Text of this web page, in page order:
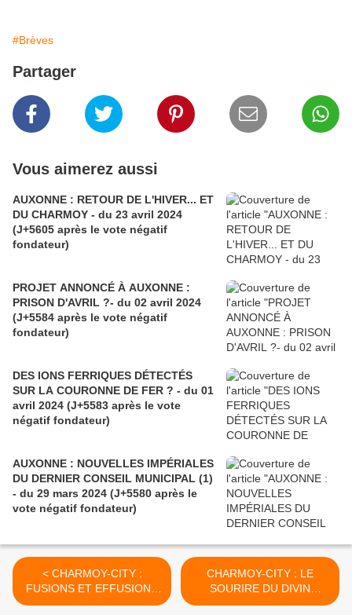
#Brèves
Partager
Vous aimerez aussi
AUXONNE : RETOUR DE L'HIVER... ET
DU CHARMOY - du 23 avril 2024
(J+5605 après le vote négatif
fondateur)
PROJET ANNONCÉ À AUXONNE :
PRISON D'AVRIL ?- du 02 avril 2024
(J+5584 après le vote négatif
fondateur)
DES IONS FERRIQUES DÉTECTÉS
SUR LA COURONNE DE FER ? - du 01
avril 2024 (J+5583 après le vote
négatif fondateur)
AUXONNE : NOUVELLES IMPÉRIALES
DU DERNIER CONSEIL MUNICIPAL (1)
- du 29 mars 2024 (J+5580 après le
vote négatif fondateur)
< CHARMOY-CITY :
FUSIONS ET EFFUSIONS
DANS LES BRANCHES DU
CHARMOY-CITY : LE
SOURIRE DU DIVIN
MARQUIS - du 3 juin 2020